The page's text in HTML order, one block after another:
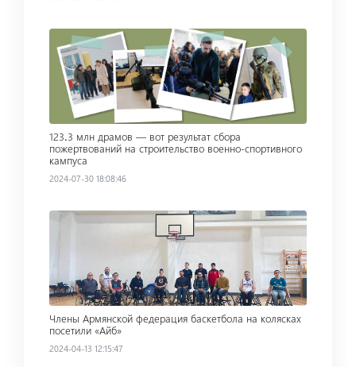
Read more
123․3 млн драмов — вот результат сбора
пожертвований на строительство военно-спортивного
кампуса
2024-07-30 18:08:46
Read more
Члены Армянской федерация баскетбола на колясках
посетили «Айб»
2024-04-13 12:15:47